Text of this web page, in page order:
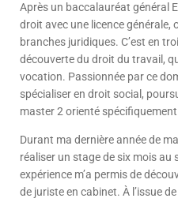
Après un baccalauréat général
droit avec une licence générale,
branches juridiques. C’est en
découverte du droit du travail,
vocation. Passionnée par ce
spécialiser en droit social,
master 2 orienté
Durant ma dernière année de
réaliser un stage de six mois au
expérience m’a permis de
de juriste en cabinet. À l’issue